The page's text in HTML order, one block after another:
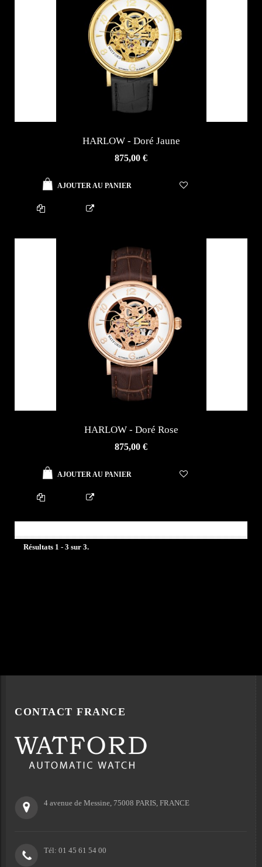
AJOUTER AU PANIER
HARLOW - Doré Jaune
875,00 €
AJOUTER AU PANIER
AJOUTER AU PANIER
HARLOW - Doré Rose
875,00 €
AJOUTER AU PANIER
Résultats 1 - 3 sur 3.
CONTACT FRANCE
4 avenue de Messine, 75008 PARIS, FRANCE
Tél: 01 45 61 54 00